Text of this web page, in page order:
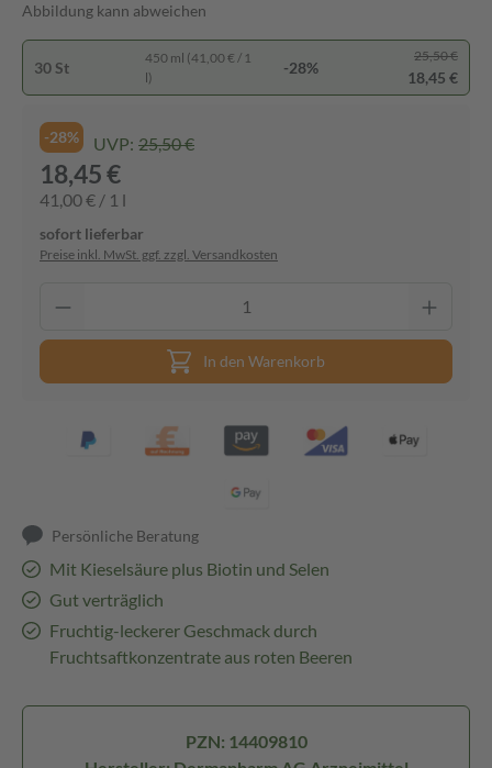
Abbildung kann abweichen
30 St
450 ml (41,00 € / 1
l)
-28%
25,50 €
18,45 €
-28% UVP: 25,50 €
18,45 €
41,00 € / 1 l
sofort lieferbar
Preise inkl. MwSt. ggf. zzgl. Versandkosten
In den Warenkorb
Persönliche Beratung
Mit Kieselsäure plus Biotin und Selen
Gut verträglich
Fruchtig-leckerer Geschmack durch
Fruchtsaftkonzentrate aus roten Beeren
PZN: 14409810